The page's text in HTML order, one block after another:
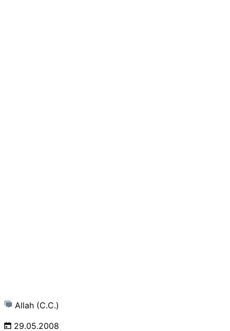
Allah (C.C.)
29.05.2008